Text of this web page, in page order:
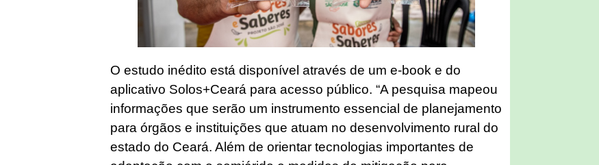
O estudo inédito está disponível através de um e-book e do
aplicativo Solos+Ceará para acesso público. “A pesquisa mapeou
informações que serão um instrumento essencial de planejamento
para órgãos e instituições que atuam no desenvolvimento rural do
estado do Ceará. Além de orientar tecnologias importantes de